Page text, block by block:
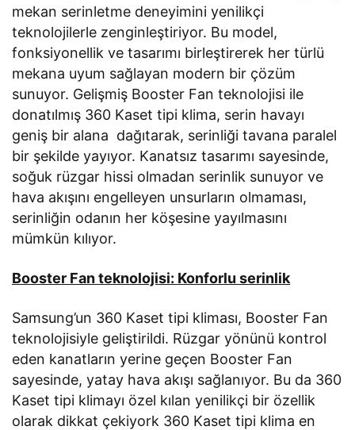
mekan serinletme deneyimini yenilikçi
teknolojilerle zenginleştiriyor. Bu model,
fonksiyonellik ve tasarımı birleştirerek her türlü
mekana uyum sağlayan modern bir çözüm
sunuyor. Gelişmiş Booster Fan teknolojisi ile
donatılmış 360 Kaset tipi klima, serin havayı
geniş bir alana dağıtarak, serinliği tavana paralel
bir şekilde yayıyor. Kanatsız tasarımı sayesinde,
soğuk rüzgar hissi olmadan serinlik sunuyor ve
hava akışını engelleyen unsurların olmaması,
serinliğin odanın her köşesine yayılmasını
mümkün kılıyor.
Booster Fan teknolojisi: Konforlu serinlik
Samsung’un 360 Kaset tipi kliması, Booster Fan
teknolojisiyle geliştirildi. Rüzgar yönünü kontrol
eden kanatların yerine geçen Booster Fan
sayesinde, yatay hava akışı sağlanıyor. Bu da 360
Kaset tipi klimayı özel kılan yenilikçi bir özellik
olarak dikkat çekiyork 360 Kaset tipi klima en